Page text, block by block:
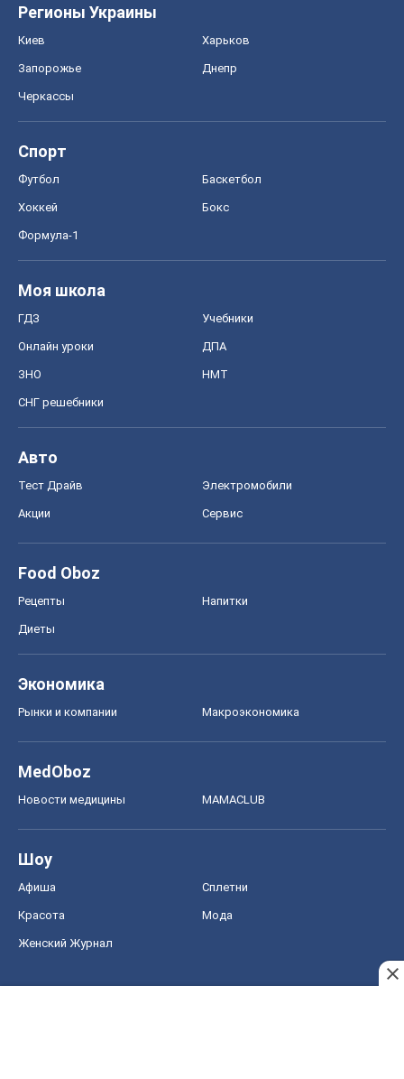
Регионы Украины
Киев Харьков
Запорожье Днепр
Черкассы
Спорт
Футбол Баскетбол
Хоккей Бокс
Формула-1
Моя школа
ГДЗ Учебники
Онлайн уроки ДПА
ЗНО НМТ
СНГ решебники
Авто
Тест Драйв Электромобили
Акции Сервис
Food Oboz
Рецепты Напитки
Диеты
Экономика
Рынки и компании Mакроэкономика
MedOboz
Новости медицины MAMACLUB
Шоу
Афиша Сплетни
Красота Мода
Женский Журнал